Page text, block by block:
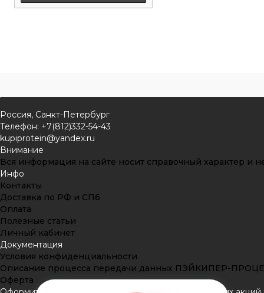
Россия, Санкт-Петербург
Телефон: +7(812)332-54-43
kupiprotein@yandex.ru
Внимание
Вся информация на сайте носит справочный характер и
Инфо
Контакты
Доставка по РФ и СПб
Оплата
Полезные статьи
Личный кабинет
Документация
Условия конфиденциальности
Описание процесса передачи данных ПЭЙКИПЕР-
Оферта